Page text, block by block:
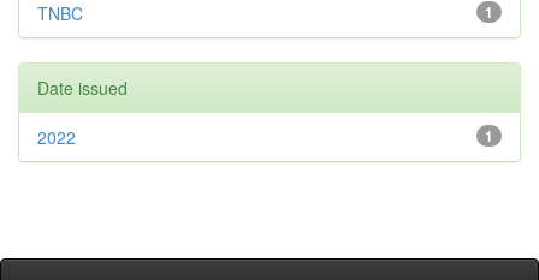
1
TNBC
Date issued
1
2022